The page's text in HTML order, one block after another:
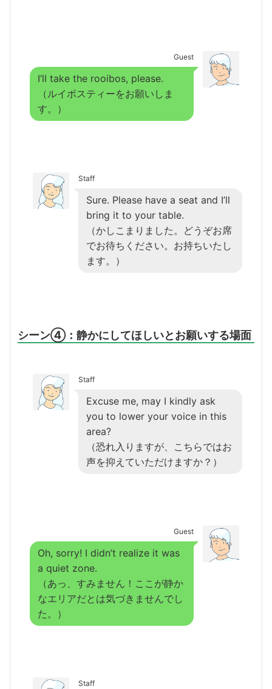
Guest
I’ll take the rooibos, please.
（ルイボスティーをお願いしま
す。）
Staff
Sure. Please have a seat and I’ll
bring it to your table.
（かしこまりました。どうぞお席
でお待ちください。お持ちいたし
ます。）
シーン④：静かにしてほしいとお願いする場面
Staff
Excuse me, may I kindly ask
you to lower your voice in this
area?
（恐れ入りますが、こちらではお
声を抑えていただけますか？）
Guest
Oh, sorry! I didn’t realize it was
a quiet zone.
（あっ、すみません！ここが静か
なエリアだとは気づきませんでし
た。）
Staff